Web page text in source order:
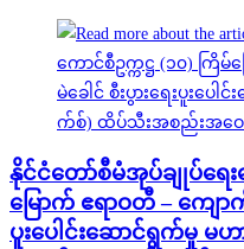
နိုင်ငံတော်စီမံအုပ်ချုပ်ရေး
မြောက် ဧရာဝတီ – ကျောက်
ပူးပေါင်းဆောင်ရွက်မှု